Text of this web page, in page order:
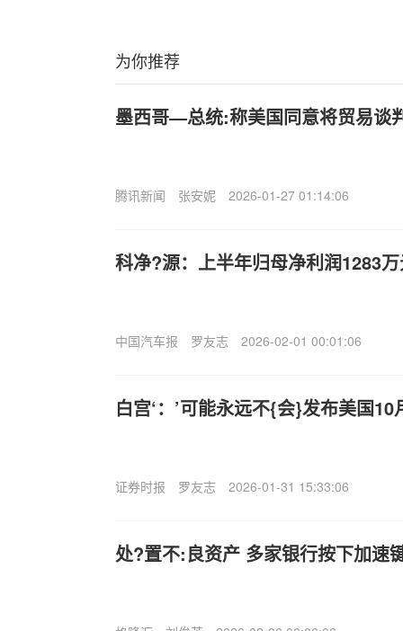
为你推荐
墨西哥—总统:称美国同意将贸易谈
腾讯新闻 张安妮 2026-01-27 01:14:06
科净?源：上半年归母净利润1283
中国汽车报 罗友志 2026-02-01 00:01:06
白宫‘：’可能永远不{会}发布美国
证券时报 罗友志 2026-01-31 15:33:06
处?置不:良资产 多家银行按下加速